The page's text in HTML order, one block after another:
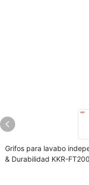
Grifos para lavabo
& Durabilidad KKR-